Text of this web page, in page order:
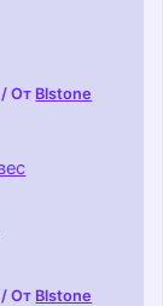
/ От Blstone
/ От Blstone